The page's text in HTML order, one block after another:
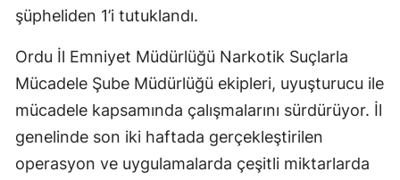
şüpheliden 1’i tutuklandı.
Ordu İl Emniyet Müdürlüğü Narkotik Suçlarla
Mücadele Şube Müdürlüğü ekipleri, uyuşturucu ile
mücadele kapsamında çalışmalarını sürdürüyor. İl
genelinde son iki haftada gerçekleştirilen
operasyon ve uygulamalarda çeşitli miktarlarda